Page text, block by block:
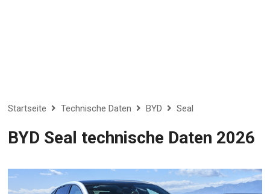
Startseite Technische Daten BYD Seal
BYD Seal technische Daten 2026